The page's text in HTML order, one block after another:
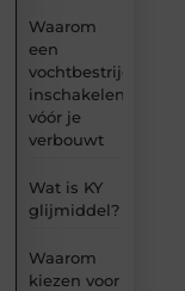
Waarom
een
inschakelen
vóór je
verbouwt
Wat is KY
glijmiddel?
Waarom
kiezen voor